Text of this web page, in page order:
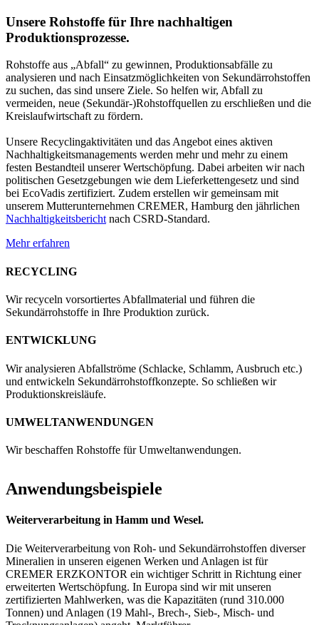
Unsere Rohstoffe für Ihre nachhaltigen
Produktionsprozesse.
Rohstoffe aus „Abfall“ zu gewinnen, Produktionsabfälle zu
analysieren und nach Einsatzmöglichkeiten von Sekundärrohstoffen
zu suchen, das sind unsere Ziele. So helfen wir, Abfall zu
vermeiden, neue (Sekundär-)Rohstoffquellen zu erschließen und die
Kreislaufwirtschaft zu fördern.
Unsere Recyclingaktivitäten und das Angebot eines aktiven
Nachhaltigkeitsmanagements werden mehr und mehr zu einem
festen Bestandteil unserer Wertschöpfung. Dabei arbeiten wir nach
politischen Gesetzgebungen wie dem Lieferkettengesetz und sind
bei EcoVadis zertifiziert. Zudem erstellen wir gemeinsam mit
unserem Mutterunternehmen CREMER, Hamburg den jährlichen
Nachhaltigkeitsberichtnach CSRD-Standard.
Mehr erfahren
RECYCLING
Wir recyceln vorsortiertes Abfallmaterial und führen die
Sekundärrohstoffe in Ihre Produktion zurück.
ENTWICKLUNG
Wir analysieren Abfallströme (Schlacke, Schlamm, Ausbruch etc.)
und entwickeln Sekundärrohstoffkonzepte. So schließen wir
Produktionskreisläufe.
UMWELT­ANWENDUNGEN
Wir beschaffen Rohstoffe für Umweltanwendungen.
Anwendungsbeispiele
Weiterverarbeitung in Hamm und Wesel.
Die Weiterverarbeitung von Roh- und Sekundärrohstoffen diverser
Mineralien in unseren eigenen Werken und Anlagen ist für
CREMER ERZKONTOR ein wichtiger Schritt in Richtung einer
erweiterten Wertschöpfung. In Europa sind wir mit unseren
zertifizierten Mahlwerken, was die Kapazitäten (rund 310.000
Tonnen) und Anlagen (19 Mahl-, Brech-, Sieb-, Misch- und